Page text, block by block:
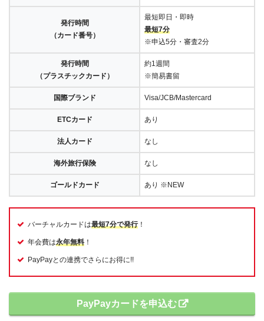
発行時間
（カード番号）
最短即日・即時
最短7分
※申込5分・審査2分
発行時間
（プラスチックカード）
約1週間
※簡易書留
国際ブランド Visa/JCB/Mastercard
ETCカード あり
法人カード なし
海外旅行保険 なし
ゴールドカード あり ※NEW
バーチャルカードは最短7分で発行！
年会費は永年無料 ！
PayPayとの連携でさらにお得に!!
PayPayカードを申込む